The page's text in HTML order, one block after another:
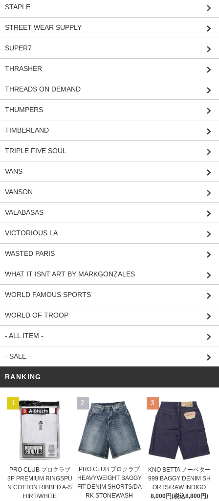
STAPLE
STREET WEAR SUPPLY
SUPER7
THRASHER
THREADS ON DEMAND
THUMPERS
TIMBERLAND
TRIPLE FIVE SOUL
VANS
VANSON
VALABASAS
VICTORIOUS LA
WASTED PARIS
WHAT IT ISNT ART BY MARKGONZALES
WORLD FAMOUS SPORTS
WORLD OF TROOP
- ALL ITEM -
- SALE -
RANKING
1
PRO CLUB プロクラブ
3P PREMIUM RINGSPU
N COTTON RIBBED A-S
HIRT/WHITE
2
PRO CLUB プロクラブ
HEAVYWEIGHT BAGGY
FIT DENIM SHORTS/DA
RK STONEWASH
3
KNO BETTA ノーベター
999 BAGGY DENIM SH
ORTS/RAW INDIGO
8,000円(税込8,800円)